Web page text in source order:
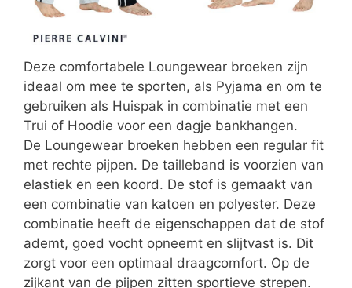
Deze comfortabele Loungewear broeken zijn
ideaal om mee te sporten, als Pyjama en om te
gebruiken als Huispak in combinatie met een
Trui of Hoodie voor een dagje bankhangen.
De Loungewear broeken hebben een regular fit
met rechte pijpen. De tailleband is voorzien van
elastiek en een koord. De stof is gemaakt van
een combinatie van katoen en polyester. Deze
combinatie heeft de eigenschappen dat de stof
ademt, goed vocht opneemt en slijtvast is. Dit
zorgt voor een optimaal draagcomfort. Op de
zijkant van de pijpen zitten sportieve strepen.